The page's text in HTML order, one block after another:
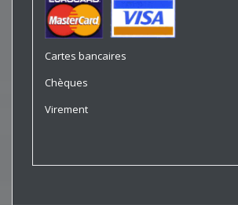
Cartes bancaires
Chèques
Virement